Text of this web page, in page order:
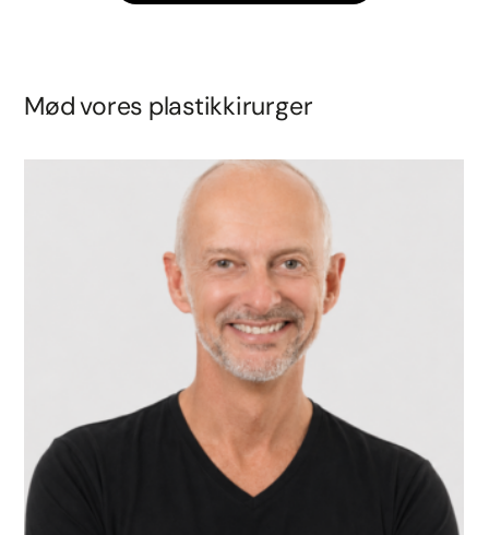
Mød vores plastikkirurger